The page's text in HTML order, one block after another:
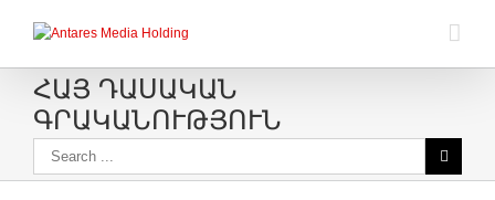
ՀԱՅ ԴԱՍԱԿԱՆ
ԳՐԱԿԱՆՈՒԹՅՈՒՆ